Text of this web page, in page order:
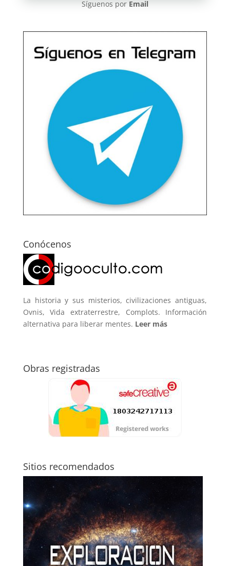
Síguenos por Email
Conócenos
La historia y sus misterios, civilizaciones antiguas,
Ovnis, Vida extraterrestre, Complots. Información
alternativa para liberar mentes. Leer más
Obras registradas
Sitios recomendados